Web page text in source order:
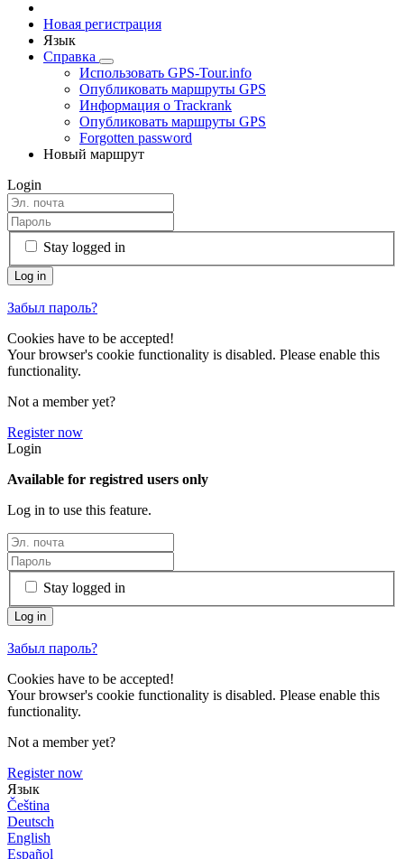
Новая регистрация
Язык
Справка
Использовать GPS-Tour.info
Опубликовать маршруты GPS
Информация о Trackrank
Опубликовать маршруты GPS
Forgotten password
Новый маршрут
Login
Stay logged in
Забыл пароль?
Cookies have to be accepted!
Your browser's cookie functionality is disabled. Please enable this
functionality.
Not a member yet?
Register now
Login
Available for registred users only
Log in to use this feature.
Stay logged in
Забыл пароль?
Cookies have to be accepted!
Your browser's cookie functionality is disabled. Please enable this
functionality.
Not a member yet?
Register now
Язык
Čeština
Deutsch
English
Español